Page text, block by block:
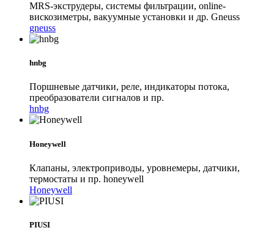
MRS-экструдеры, системы фильтрации, online-
вискозиметры, вакуумные установки и др. Gneuss
gneuss
hnbg
Поршневые датчики, реле, индикаторы потока,
преобразователи сигналов и пр.
hnbg
Honeywell
Клапаны, электроприводы, уровнемеры, датчики,
термостаты и пр. honeywell
Honeywell
PIUSI